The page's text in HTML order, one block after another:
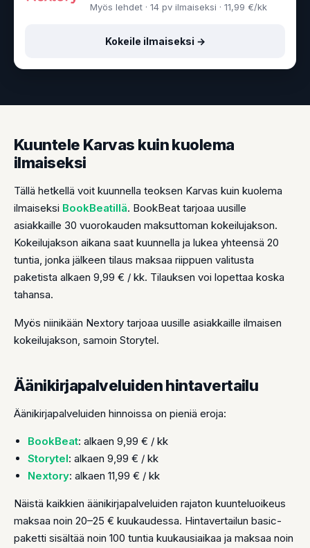
Myös lehdet · 14 pv ilmaiseksi · 11,99 €/kk
Kokeile ilmaiseksi →
Kuuntele Karvas kuin kuolema
ilmaiseksi
Tällä hetkellä voit kuunnella teoksen Karvas kuin kuolema
ilmaiseksi BookBeatillä. BookBeat tarjoaa uusille
asiakkaille 30 vuorokauden maksuttoman kokeilujakson.
Kokeilujakson aikana saat kuunnella ja lukea yhteensä 20
tuntia, jonka jälkeen tilaus maksaa riippuen valitusta
paketista alkaen 9,99 € / kk. Tilauksen voi lopettaa koska
tahansa.
Myös niinikään Nextory tarjoaa uusille asiakkaille ilmaisen
kokeilujakson, samoin Storytel.
Äänikirjapalveluiden hintavertailu
Äänikirjapalveluiden hinnoissa on pieniä eroja:
BookBeat: alkaen 9,99 € / kk
Storytel: alkaen 9,99 € / kk
Nextory: alkaen 11,99 € / kk
Näistä kaikkien äänikirjapalveluiden rajaton kuunteluoikeus
maksaa noin 20–25 € kuukaudessa. Hintavertailun basic-
paketti sisältää noin 100 tuntia kuukausiaikaa ja maksaa noin